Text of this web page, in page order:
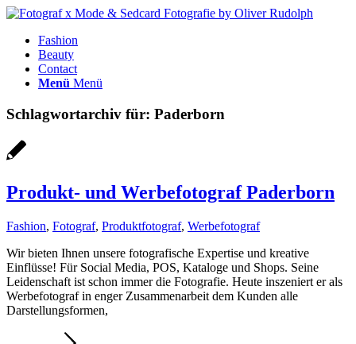
Fashion
Beauty
Contact
Menü Menü
Schlagwortarchiv für: Paderborn
Produkt- und Werbefotograf Paderborn
Fashion, Fotograf, Produktfotograf, Werbefotograf
Wir bieten Ihnen unsere fotografische Expertise und kreative
Einflüsse! Für Social Media, POS, Kataloge und Shops. Seine
Leidenschaft ist schon immer die Fotografie. Heute inszeniert er als
Werbefotograf in enger Zusammenarbeit dem Kunden alle
Darstellungsformen,